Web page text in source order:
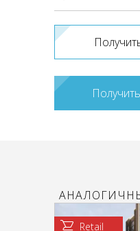
Retail